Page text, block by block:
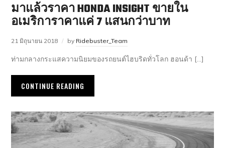
มาแล้วราคา HONDA INSIGHT ขายใน
อเมริการาคาแค่ 7 แสนกว่าบาท
21 มิถุนายน 2018 by Ridebuster_Team
ท่ามกลางกระแสความนิยมของรถยนต์ไฮบริดทั่วโลก ฮอนด้า […]
CONTINUE READING